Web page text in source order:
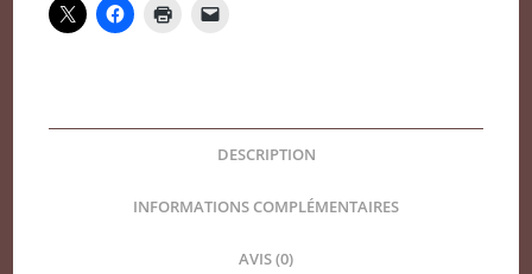
campos
DESCRIPTION
INFORMATIONS COMPLÉMENTAIRES
AVIS (0)